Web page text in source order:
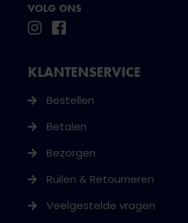
VOLG ONS
KLANTENSERVICE
Bestellen
Betalen
Bezorgen
Ruilen & Retourneren
Veelgestelde vragen